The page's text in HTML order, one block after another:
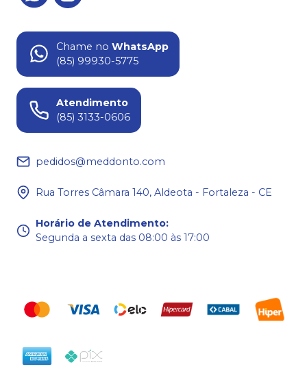
Chame no WhatsApp
(85) 99930-5775
Atendimento
(85) 3133-0606
pedidos@meddonto.com
Rua Torres Câmara 140, Aldeota - Fortaleza - CE
Horário de Atendimento:
Segunda a sexta das 08:00 às 17:00